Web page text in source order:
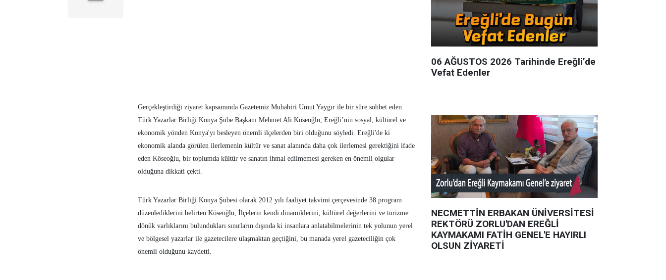
Gerçekleştirdiği ziyaret kapsamında Gazetemiz Muhabiri Umut Yaygır ile bir süre sohbet eden
Türk Yazarlar Birliği Konya Şube Başkanı Mehmet Ali Köseoğlu, Ereğli’nin sosyal, kültürel ve
ekonomik yönden Konya'yı besleyen önemli ilçelerden biri olduğunu söyledi. Ereğli'de ki
ekonomik alanda görülen ilerlemenin kültür ve sanat alanında daha çok ilerlemesi gerektiğini ifade
eden Köseoğlu, bir toplumda kültür ve sanatın ihmal edilmemesi gereken en önemli olgular
olduğuna dikkati çekti.
Türk Yazarlar Birliği Konya Şubesi olarak 2012 yılı faaliyet takvimi çerçevesinde 38 program
düzenlediklerini belirten Köseoğlu, İlçelerin kendi dinamiklerini, kültürel değerlerini ve turizme
dönük varlıklarını bulundukları sınırların dışında ki insanlara anlatabilmelerinin tek yolunun yerel
ve bölgesel yazarlar ile gazetecilere ulaşmaktan geçtiğini, bu manada yerel gazeteciliğin çok
önemli olduğunu kaydetti.
06 AĞUSTOS 2026 Tarihinde Ereğli’de
Vefat Edenler
NECMETTİN ERBAKAN ÜNİVERSİTESİ
REKTÖRÜ ZORLU'DAN EREĞLİ
KAYMAKAMI FATİH GENEL'E HAYIRLI
OLSUN ZİYARETİ